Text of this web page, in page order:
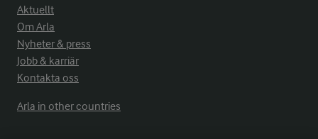
Aktuellt
Om Arla
Nyheter & press
Jobb & karriär
Kontakta oss
Arla in other countries